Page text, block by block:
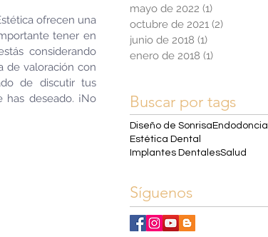
ofrecen una
tener en
considerando
de valoración con
de discutir tus
deseado. ¡No
mayo de 2022 (1)
octubre de 2021 (2)
junio de 2018 (1)
enero de 2018 (1)
Buscar por tags
Diseño de SonrisaEndodoncia
Estética Dental
Implantes DentalesSalud
Síguenos